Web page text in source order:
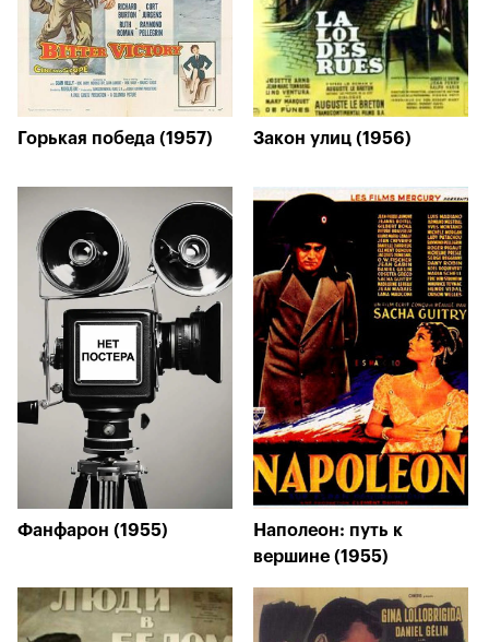
Горькая победа (1957) Закон улиц (1956)
Фанфарон (1955)
Наполеон: путь к
вершине (1955)